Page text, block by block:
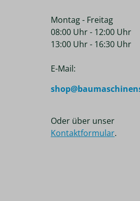
Montag - Freitag
08:00 Uhr - 12:00 Uhr
13:00 Uhr - 16:30 Uhr
E-Mail:
Oder über unser
Kontaktformular.